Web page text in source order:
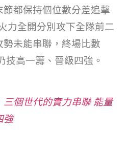
都保持個位數分差追擊
力全開分別攻下全隊前二
未能串聯，終場比數
技高一籌、晉級四強。
三個世代的實力串聯 能量
強